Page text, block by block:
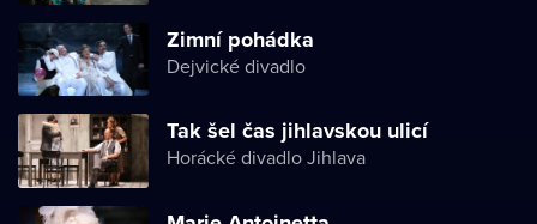
Zimní pohádka
Dejvické divadlo
Tak šel čas jihlavskou ulicí
Horácké divadlo Jihlava